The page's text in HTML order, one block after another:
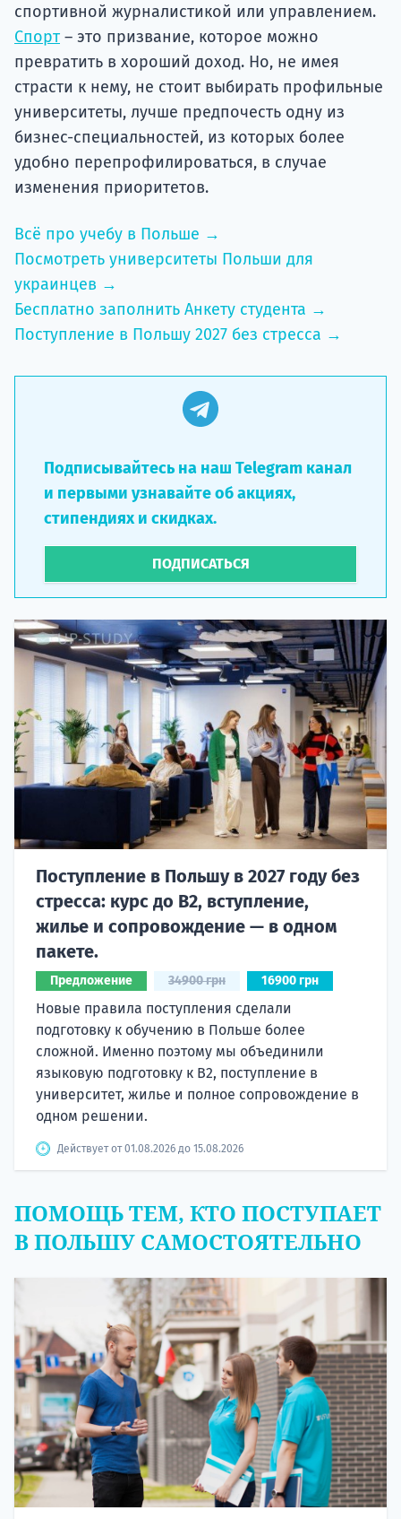
спортивной журналистикой или управлением.
Спорт – это призвание, которое можно
превратить в хороший доход. Но, не имея
страсти к нему, не стоит выбирать профильные
университеты, лучше предпочесть одну из
бизнес-специальностей, из которых более
удобно перепрофилироваться, в случае
изменения приоритетов.
Всё про учебу в Польше →
Посмотреть университеты Польши для
украинцев →
Бесплатно заполнить Анкету студента →
Поступление в Польшу 2027 без стресса →
Подписывайтесь на наш Telegram канал
и первыми узнавайте об акциях,
стипендиях и скидках.
ПОДПИСАТЬСЯ
Поступление в Польшу в 2027 году без
стресса: курс до B2, вступление,
жилье и сопровождение — в одном
пакете.
Предложение 34900 грн 16900 грн
Новые правила поступления сделали
подготовку к обучению в Польше более
сложной. Именно поэтому мы объединили
языковую подготовку к В2, поступление в
университет, жилье и полное сопровождение в
одном решении.
Действует от 01.08.2026 до 15.08.2026
ПОМОЩЬ ТЕМ, КТО ПОСТУПАЕТ
В ПОЛЬШУ САМОСТОЯТЕЛЬНО